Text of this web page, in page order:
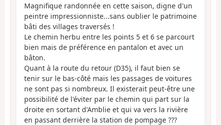
Magnifique randonnée en cette saison, digne d'un
peintre impressionniste...sans oublier le patrimoine
bâti des villages traversés !
Le chemin herbu entre les points 5 et 6 se parcourt
bien mais de préférence en pantalon et avec un
bâton.
Quant à la route du retour (D35), il faut bien se
tenir sur le bas-côté mais les passages de voitures
ne sont pas si nombreux. Il existerait peut-être une
possibilité de l'éviter par le chemin qui part sur la
droite en sortant d'Amblie et qui va vers la rivière
en passant derrière la station de pompage ???